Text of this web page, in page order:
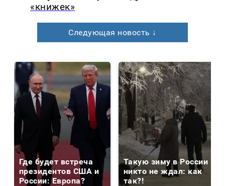
«книжек»
Следующая новость ↓
Где будет встреча
президентов США и
России: Европа?
Такую зиму в России
никто не ждал: как
так?!